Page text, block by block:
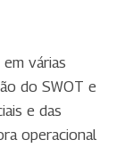
várias
do SWOT e
e das
operacional